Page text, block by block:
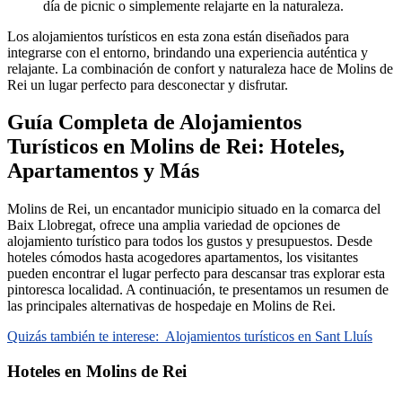
día de picnic o simplemente relajarte en la naturaleza.
Los alojamientos turísticos en esta zona están diseñados para
integrarse con el entorno, brindando una experiencia auténtica y
relajante. La combinación de confort y naturaleza hace de Molins de
Rei un lugar perfecto para desconectar y disfrutar.
Guía Completa de Alojamientos
Turísticos en Molins de Rei: Hoteles,
Apartamentos y Más
Molins de Rei, un encantador municipio situado en la comarca del
Baix Llobregat, ofrece una amplia variedad de opciones de
alojamiento turístico para todos los gustos y presupuestos. Desde
hoteles cómodos hasta acogedores apartamentos, los visitantes
pueden encontrar el lugar perfecto para descansar tras explorar esta
pintoresca localidad. A continuación, te presentamos un resumen de
las principales alternativas de hospedaje en Molins de Rei.
Quizás también te interese: Alojamientos turísticos en Sant Lluís
Hoteles en Molins de Rei